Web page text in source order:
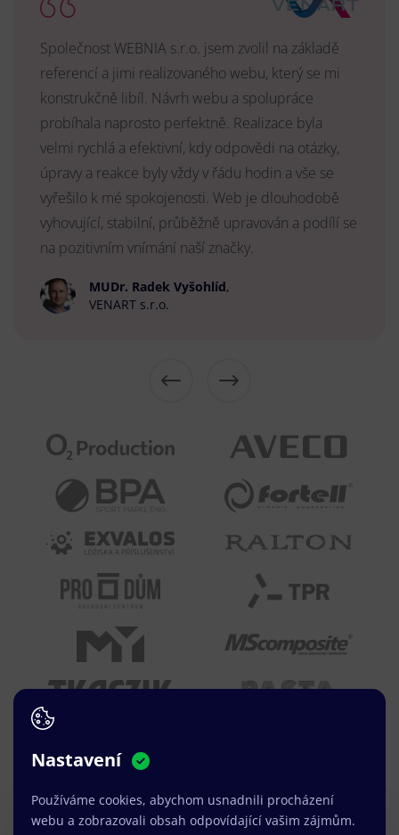
Společnost WEBNIA s.r.o. jsem zvolil na základě
referencí a jimi realizovaného webu, který se mi
konstrukčně libíl. Návrh webu a spolupráce
probíhala naprosto perfektně. Realizace byla
velmi rychlá a efektivní, kdy odpovědi na otázky,
úpravy a reakce byly vždy v řádu hodin a vše se
vyřešilo k mé spokojenosti. Web je dlouhodobě
vyhovující, stabilní, průběžně upravován a podílí se
na pozitivním vnímání naší značky.
MUDr. Radek Vyšohlíd,
VENART s.r.o.
Právě jsme k dispozici.
Nastavení
Používáme cookies, abychom usnadnili procházení
webu a zobrazovali obsah odpovídající vašim zájmům.